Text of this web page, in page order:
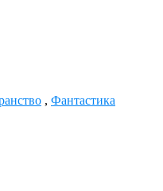
, Фантастика